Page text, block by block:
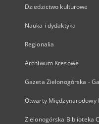
Dziedzictwo kulturowe
Nauka i dydaktyka
Regionalia
Archiwum Kresowe
Gazeta Zielonogórska -
Otwarty Międzynarodowy
Zielonogórska Biblioteka